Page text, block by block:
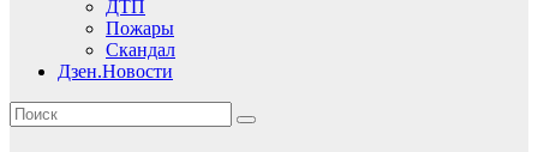
ДТП
Пожары
Скандал
Дзен.Новости